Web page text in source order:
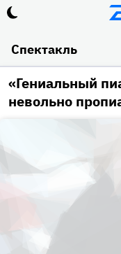
Спектакль
«Гениальный
невольно